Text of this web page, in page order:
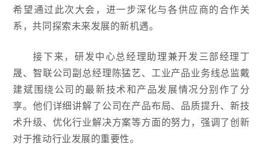
希望通过此次大会，进一步深化与各供应商的合作关
系，共同探索未来发展的新机遇。
接下来，研发中心总经理助理兼开发三部经理丁
晟、智联公司副总经理陈猛艺、工业产品业务线总监戴
建斌围绕公司的最新技术和产品发展情况分别作了分
享。他们详细讲解了公司在产品布局、品质提升、新技
术升级、优化行业解决方案等方面的努力，强调了创新
对于推动行业发展的重要性。